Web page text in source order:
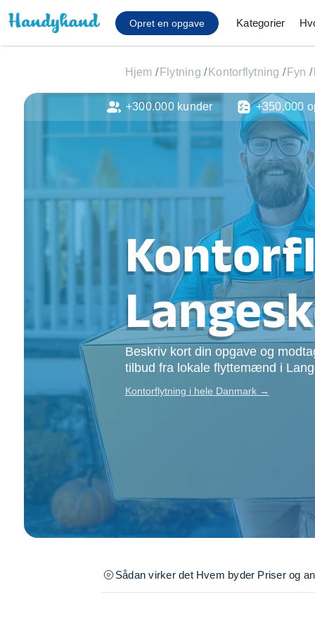
Opret en opgave Kategorier
Affaldsfjernelse
Afhentning af
Anlæg af terrasse
Cykel reparation
Flyttehjælp
Gulvlaminering
Hårde hvidevare
Hjælp til mobil, pc,
Installation af
Møbelsamling og
Ophængning af
Opsætning af
Tømrer
Tunge løft
Se alle...
Hjem / Flytning / Kontorflytning / Fyn /
Beskriv kort din opgave og
tilbud fra lokale flyttemænd i
Kontorflytning i hele Danmark →
+300.000 kunder +350.000
Sådan virker det Hvem byder Priser og